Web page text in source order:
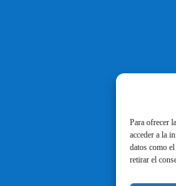
Para ofrecer
acceder a la
datos como
retirar el